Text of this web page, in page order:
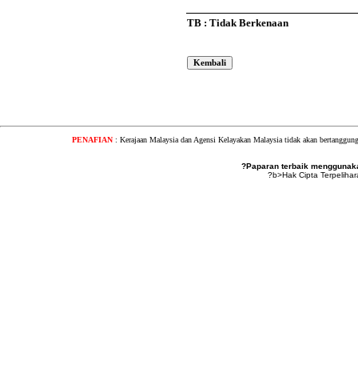
TB : Tidak Berkenaan
PENAFIAN : Kerajaan Malaysia dan Agensi Kelayakan Malaysia tidak akan
?Paparan terbaik
?b>Hak Cipta